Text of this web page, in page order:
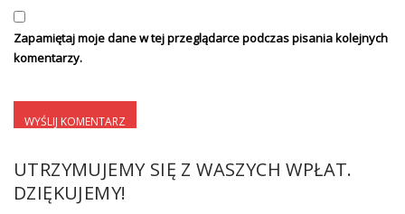
Zapamiętaj moje dane w tej przeglądarce podczas pisania kolejnych
komentarzy.
UTRZYMUJEMY SIĘ Z WASZYCH WPŁAT.
DZIĘKUJEMY!